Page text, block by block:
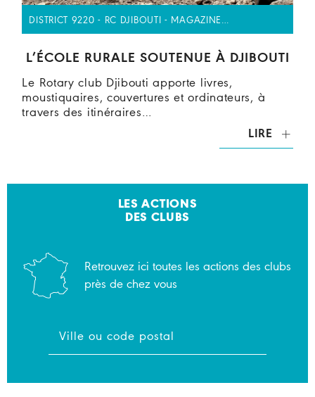
DISTRICT 9220 - RC DJIBOUTI - MAGAZINE…
L’ÉCOLE RURALE SOUTENUE À DJIBOUTI
Le Rotary club Djibouti apporte livres,
moustiquaires, couvertures et ordinateurs, à
travers des itinéraires…
LIRE
LES ACTIONS
DES CLUBS
Retrouvez ici toutes les actions des clubs
près de chez vous